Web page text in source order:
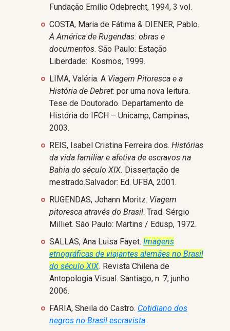
Fundação Emílio Odebrecht, 1994, 3 vol.
COSTA, Maria de Fátima & DIENER, Pablo.
A América de Rugendas: obras e
documentos. São Paulo: Estação
Liberdade: Kosmos, 1999.
LIMA, Valéria. A Viagem Pitoresca e a
História de Debret: por uma nova leitura.
Tese de Doutorado. Departamento de
História do IFCH – Unicamp, Campinas,
2003.
REIS, Isabel Cristina Ferreira dos. Histórias
da vida familiar e afetiva de escravos na
Bahia do século XIX. Dissertação de
mestrado.Salvador: Ed. UFBA, 2001.
RUGENDAS, Johann Moritz. Viagem
pitoresca através do Brasil. Trad. Sérgio
Milliet. São Paulo: Martins / Edusp, 1972.
SALLAS, Ana Luisa Fayet. Imagens
etnográficas de viajantes alemães no Brasil
do século XIX. Revista Chilena de
Antopologia Visual. Santiago, n. 7, junho
2006.
FARIA, Sheila do Castro. Cotidiano dos
negros no Brasil escravista.